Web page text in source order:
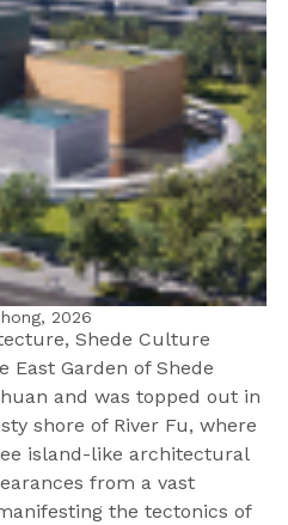
2026
Shede Culture
East Garden of Shede
and was topped out in
shore of River Fu, where
island-like architectural
from a vast
the tectonics of